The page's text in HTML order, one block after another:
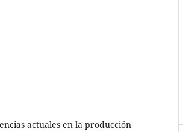
actuales en la producción